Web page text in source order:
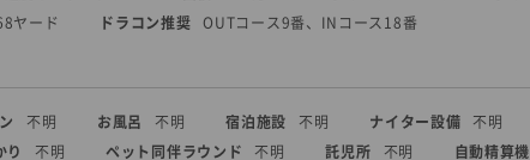
ヤード ドラコン推奨 OUTコース9番、INコース18番
不明 お風呂 不明 宿泊施設 不明 ナイター設備 不明
り 不明 ペット同伴ラウンド 不明 託児所 不明 自動精算機